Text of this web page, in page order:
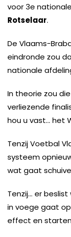
voor 3e
Rotselaar.
De Vlaams-
eindronde zou
nationale
In theorie zou
verliezende
hou u vast… het
Tenzij Voetbal
systeem
wat gaat
Tenzij… er
in voege gaat
effect en